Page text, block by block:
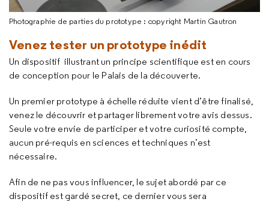
Photographie de parties du prototype : copyright Martin Gautron
Venez tester un prototype inédit
Un dispositif illustrant un principe scientifique est en cours
de conception pour le Palais de la découverte.
Un premier prototype à échelle réduite vient d’être finalisé,
venez le découvrir et partager librement votre avis dessus.
Seule votre envie de participer et votre curiosité compte,
aucun pré-requis en sciences et techniques n’est
nécessaire.
Afin de ne pas vous influencer, le sujet abordé par ce
dispositif est gardé secret, ce dernier vous sera